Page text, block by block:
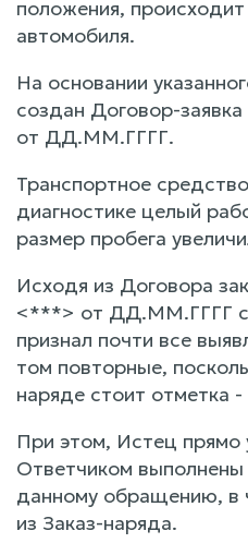
положения,
автомобиля.
На основании
создан Договор-
от ДД.ММ.ГГГГ.
Транспортное
диагностике целый
размер пробега
Исходя из Договора
<***> от ДД.ММ.ГГГГ
признал почти все
том повторные,
наряде стоит отметка
При этом, Истец прямо
Ответчиком
данному обращению, в
из Заказ-наряда.